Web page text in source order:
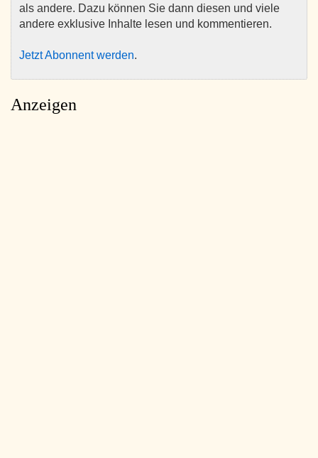
als andere. Dazu können Sie dann diesen und viele
andere exklusive Inhalte lesen und kommentieren.
Jetzt Abonnent werden.
Anzeigen